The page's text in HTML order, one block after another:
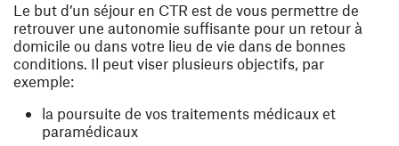
Le but d’un séjour en CTR est de vous permettre de
retrouver une autonomie suffisante pour un retour à
domicile ou dans votre lieu de vie dans de bonnes
conditions. Il peut viser plusieurs objectifs, par
exemple:
la poursuite de vos traitements médicaux et
paramédicaux